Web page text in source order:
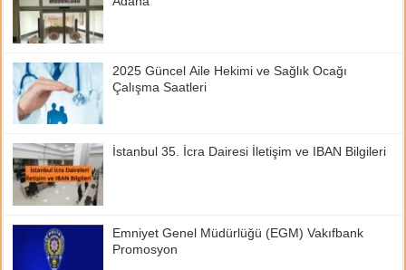
2025 Güncel Aile Hekimi ve Sağlık Ocağı
Çalışma Saatleri
İstanbul 35. İcra Dairesi İletişim ve IBAN Bilgileri
Emniyet Genel Müdürlüğü (EGM) Vakıfbank
Promosyon